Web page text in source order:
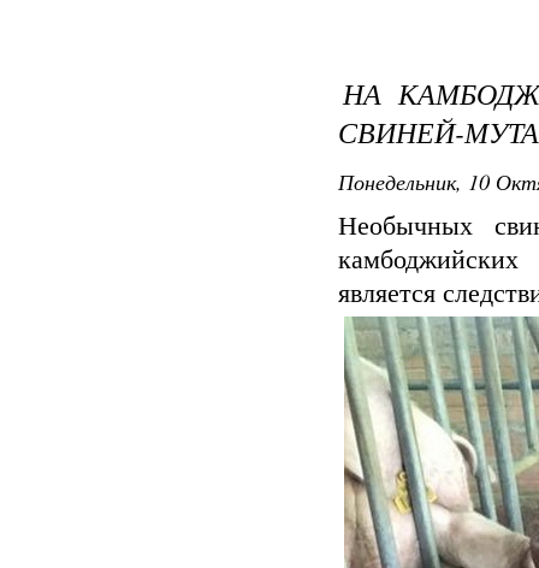
НА
СВИНЕЙ-
Понедельник, 10
Необычных
является